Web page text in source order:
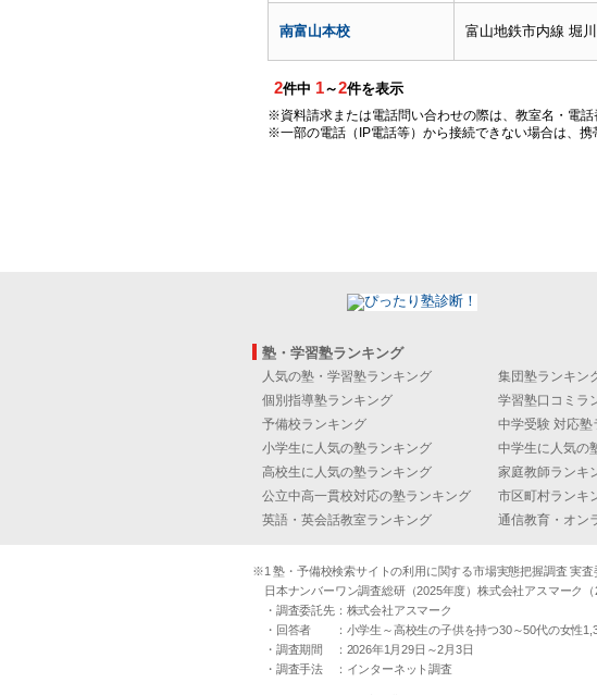
南富山本校 富山地鉄市内線 堀
2件中 1～2件を表示
※資料請求または電話問い合わせの際は、教室名・電話
※一部の電話（IP電話等）から接続できない場合は、携
塾・学習塾ランキング
人気の塾・学習塾ランキング
集団塾ランキン
個別指導塾ランキング
学習塾口コミラ
予備校ランキング
中学受験 対応塾
小学生に人気の塾ランキング
中学生に人気の
高校生に人気の塾ランキング
家庭教師ランキ
公立中高一貫校対応の塾ランキング
市区町村ランキ
英語・英会話教室ランキング
通信教育・オン
※1 塾・予備校検索サイトの利用に関する市場実態把握調査 実査
日本ナンバーワン調査総研（2025年度）株式会社アスマーク（
・調査委託先：株式会社アスマーク
・回答者 ：小学生～高校生の子供を持つ30～50代の女性
・調査期間 ：2026年1月29日～2月3日
・調査手法 ：インターネット調査